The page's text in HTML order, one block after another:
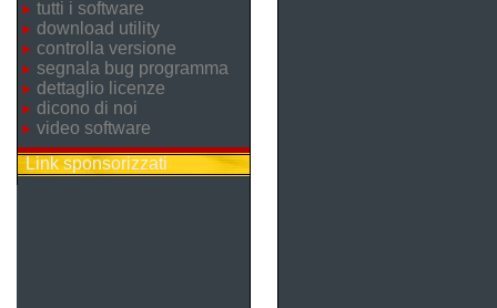
tutti i software
download utility
controlla versione
segnala bug programma
dettaglio licenze
dicono di noi
video software
Link sponsorizzati